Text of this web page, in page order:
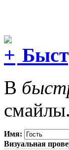
В
смайлы.
Имя:
Визуальная